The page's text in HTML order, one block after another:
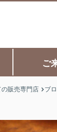
ご
販売専門店 ブ